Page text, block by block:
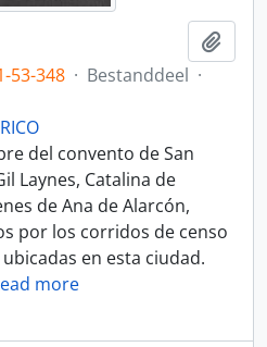
53-348 · Bestanddeel ·
del convento de San
Laynes, Catalina de
de Ana de Alarcón,
por los corridos de censo
en esta ciudad.
more